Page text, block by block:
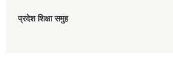
प्रदेश शिक्षा समुह